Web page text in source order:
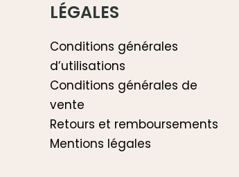
LÉGALES
Conditions générales
d’utilisations
Conditions générales de
vente
Retours et remboursements
Mentions légales